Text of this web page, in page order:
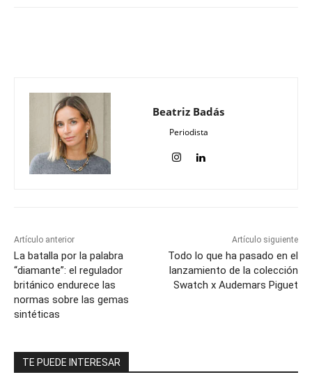
Beatriz Badás
Periodista
Artículo anterior
La batalla por la palabra
“diamante”: el regulador
británico endurece las
normas sobre las gemas
sintéticas
Artículo siguiente
Todo lo que ha pasado en el
lanzamiento de la colección
Swatch x Audemars Piguet
TE PUEDE INTERESAR